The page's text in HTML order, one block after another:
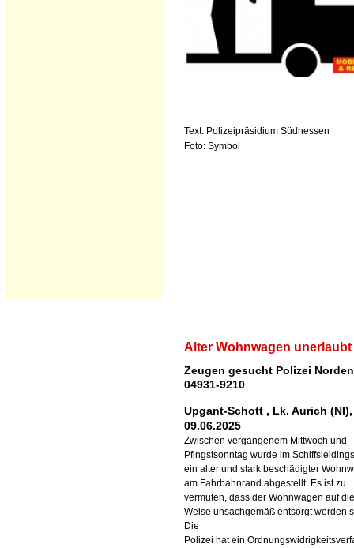
Text: Polizeipräsidium Südhessen
Foto: Symbol
Alter Wohnwagen
Zeugen gesucht Polizei
04931-9210
Upgant-Schott , Lk. Aurich (NI),
09.06.2025
Zwischen vergangenem Mittwoch und
Pfingstsonntag wurde im
ein alter und stark beschädigter
am Fahrbahnrand abgestellt. Es ist zu
vermuten, dass der Wohnwagen auf
Weise unsachgemäß entsorgt werden
Die
Polizei hat ein